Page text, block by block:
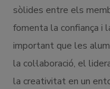
sòlides entre els
fomenta la confiança i
important que les
la col·laboració, el
la creativitat en un